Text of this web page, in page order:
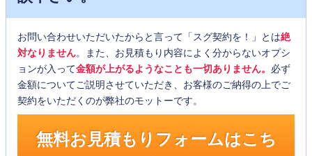
お問い合わせいただいたからと言って「スグ契約を！」とは絶
対なりません。また、お見積もり内容によく分からないオプシ
ョンが入って金額が上がるようなことも一切ありません。 必ず
金額についてご説明させていただき、お客様のご納得の上でご
契約をいただくのが弊社のモットーです。
無料お見積もりフォームはこち